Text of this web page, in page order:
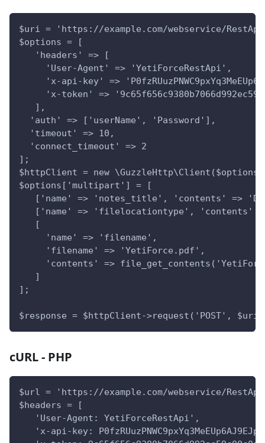
$uri = 'https://example.com/webservice/
$options = [
   'headers' => [
     'User-Agent' => 'YetiForceRestApi',
'x-api-key' =>
'x-token' =>
   ],
  'auth' => ['userName', 'Password'],
  'timeout' => 10,
  'connect_timeout' => 2
];
$httpClient = new
$options['multipart'] = [
['name' => 'notes_title', 'contents' =>
['name' => 'filelocationtype', 'contents'
   [
     'name' => 'filename',
     'filename' => 'YetiForce.pdf',
'contents' =>
   ]
];
$response = $httpClient->request('POST',
cURL - PHP
$url = 'https://example.com/webservice/
$headers = [
   'User-Agent: YetiForceRestApi',
'x-api-key: